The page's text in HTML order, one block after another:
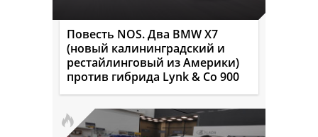
Повесть NOS. Два BMW X7
(новый калининградский и
рестайлинговый из Америки)
против гибрида Lynk & Co 900